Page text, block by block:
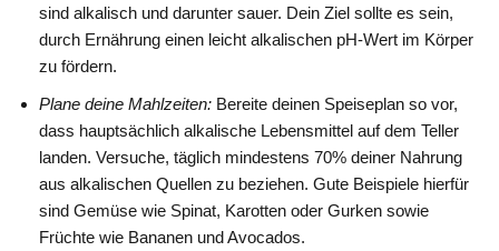
sind alkalisch und darunter sauer. Dein Ziel sollte es sein,
durch Ernährung einen leicht alkalischen pH-Wert im Körper
zu fördern.
Plane deine Mahlzeiten: Bereite deinen Speiseplan so vor,
dass hauptsächlich alkalische Lebensmittel auf dem Teller
landen. Versuche, täglich mindestens 70% deiner Nahrung
aus alkalischen Quellen zu beziehen. Gute Beispiele hierfür
sind Gemüse wie Spinat, Karotten oder Gurken sowie
Früchte wie Bananen und Avocados.